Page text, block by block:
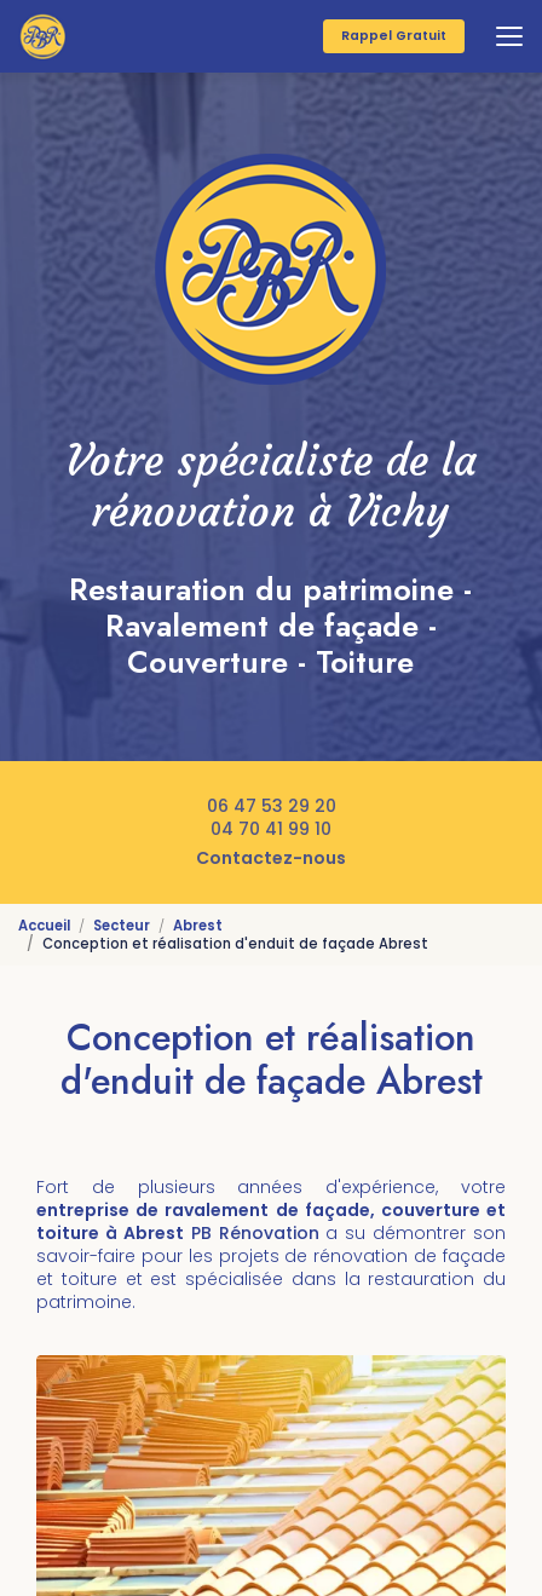
Aller
au
contenu
principal
Rappel Gratuit
Votre spécialiste de la
rénovation à Vichy
Restauration du patrimoine -
Ravalement de façade -
Couverture - Toiture
06 47 53 29 20
04 70 41 99 10
Contactez-nous
Accueil Secteur
Abrest
Conception et réalisation d'enduit de façade Abrest
Conception et réalisation
d'enduit de façade Abrest
Fort de plusieurs années d'expérience, votre
entreprise de ravalement de façade, couverture et
toiture à Abrest PB Rénovation a su démontrer son
savoir-faire pour les projets de rénovation de façade
et toiture et est spécialisée dans la restauration du
patrimoine.